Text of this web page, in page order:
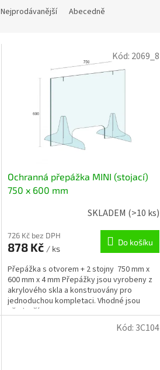
Nejprodávanější Abecedně
Ochranná přepážka MINI (stojací)
750 x 600 mm
SKLADEM (>10 ks)
726 Kč bez DPH
878 Kč / ks
Do košíku
Přepážka s otvorem + 2 stojny 750 mm x
600 mm x 4 mm Přepážky jsou vyrobeny z
akrylového skla a konstruovány pro
jednoduchou kompletaci. Vhodné jsou
především pro...
Kód: 2069_8
Kód: 3C104